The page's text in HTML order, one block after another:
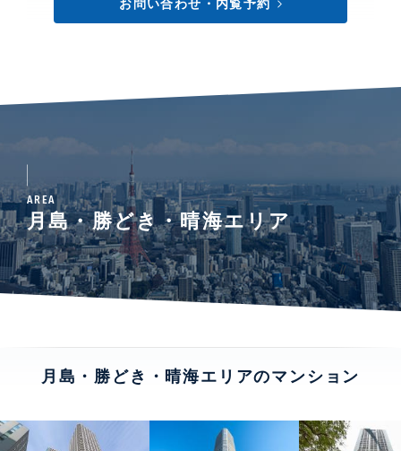
お問い合わせ・内覧予約
AREA
月島・勝どき・晴海エリア
月島・勝どき・晴海エリアのマンション